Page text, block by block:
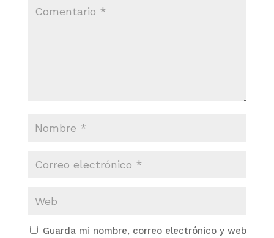
Guarda mi nombre, correo electrónico y web